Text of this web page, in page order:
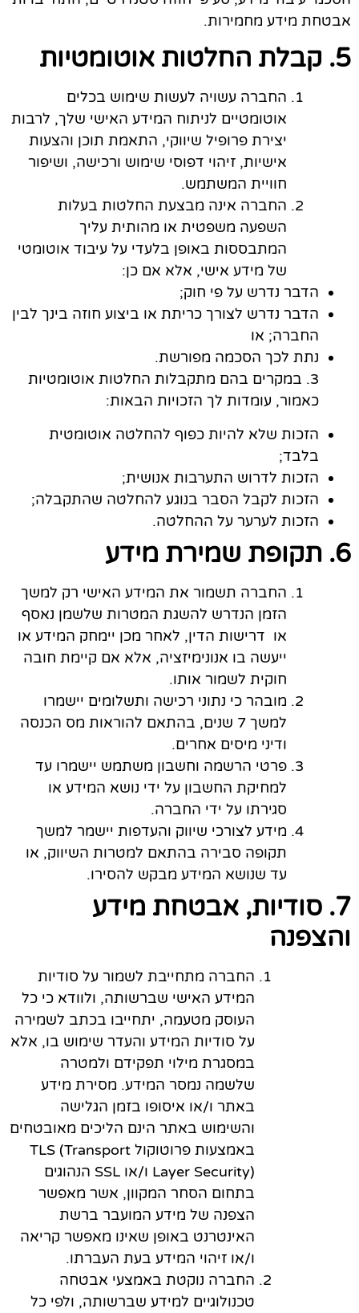
אבטחת מידע מחמירות.
5. קבלת החלטות אוטומטיות
החברה עשויה לעשות שימוש בכלים
אוטומטיים לניתוח המידע האישי שלך, לרבות
יצירת פרופיל שיווקי, התאמת תוכן והצעות
אישיות, זיהוי דפוסי שימוש ורכישה, ושיפור
חוויית המשתמש.
החברה אינה מבצעת החלטות בעלות
השפעה משפטית או מהותית עליך
המתבססות באופן בלעדי על עיבוד אוטומטי
של מידע אישי, אלא אם כן:
הדבר נדרש על פי חוק;
הדבר נדרש לצורך כריתת או ביצוע חוזה בינך לבין
החברה; או
נתת לכך הסכמה מפורשת.
3. במקרים בהם מתקבלות החלטות אוטומטיות
כאמור, עומדות לך הזכויות הבאות:
הזכות שלא להיות כפוף להחלטה אוטומטית
בלבד;
הזכות לדרוש התערבות אנושית;
הזכות לקבל הסבר בנוגע להחלטה שהתקבלה;
הזכות לערער על ההחלטה.
6. תקופת שמירת מידע
החברה תשמור את המידע האישי רק למשך
הזמן הנדרש להשגת המטרות שלשמן נאסף
או דרישות הדין, לאחר מכן יימחק המידע או
ייעשה בו אנונימיזציה, אלא אם קיימת חובה
חוקית לשמור אותו.
מובהר כי נתוני רכישה ותשלומים יישמרו
למשך 7 שנים, בהתאם להוראות מס הכנסה
ודיני מיסים אחרים.
פרטי הרשמה וחשבון משתמש יישמרו עד
למחיקת החשבון על ידי נושא המידע או
סגירתו על ידי החברה.
מידע לצורכי שיווק והעדפות יישמר למשך
תקופה סבירה בהתאם למטרות השיווק, או
עד שנושא המידע מבקש להסירו.
7. סודיות, אבטחת מידע
והצפנה
החברה מתחייבת לשמור על סודיות
המידע האישי שברשותה, ולוודא כי כל
העוסק מטעמה, יתחייבו בכתב לשמירה
על סודיות המידע והעדר שימוש בו, אלא
במסגרת מילוי תפקידם ולמטרה
שלשמה נמסר המידע. מסירת מידע
באתר ו/או איסופו בזמן הגלישה
והשימוש באתר הינם הליכים מאובטחים
באמצעות פרוטוקול TLS (Transport
Layer Security) ו/או SSL הנהוגים
בתחום הסחר המקוון, אשר מאפשר
הצפנה של מידע המועבר ברשת
האינטרנט באופן שאינו מאפשר קריאה
ו/או זיהוי המידע בעת העברתו.
החברה נוקטת באמצעי אבטחה
טכנולוגיים למידע שברשותה, ולפי כל